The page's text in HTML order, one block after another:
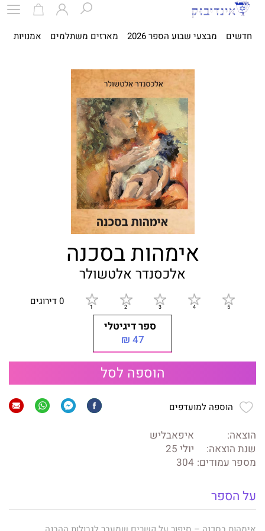
חדשים מבצעי שבוע הספר 2026 מארזים משתלמים אמנויות
אימהות בסכנה
אלכסנדר אלטשולר
0 דירוגים
ספר דיגיטלי
47 ₪
הוספה לסל
הוספה למועדפים
הוצאה:
איפאבליש
שנת הוצאה:
יולי 25
מספר עמודים: 304
על הספר